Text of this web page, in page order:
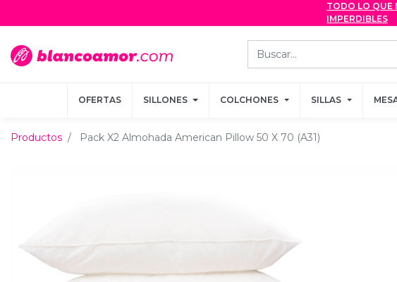
TODO LO QUE
IMPERDIBLES
OFERTAS SILLONES COLCHONES SILLAS
TODO LO QUE
IMPERDIBLES
OFERTAS SILLONES COLCHONES SILLAS
Productos Pack X2 Almohada American Pillow 50 X 70 (A31)